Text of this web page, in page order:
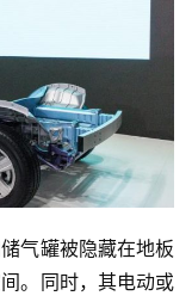
气罐被隐藏在地板
。同时，其电动或